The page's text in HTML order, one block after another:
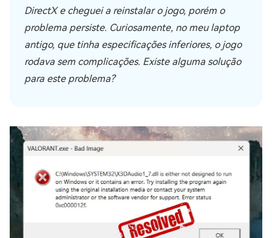
DirectX e cheguei a reinstalar o jogo, porém o
problema persiste. Curiosamente, no meu laptop
antigo, que tinha especificações inferiores, o jogo
rodava sem complicações. Existe alguma solução
para este problema?